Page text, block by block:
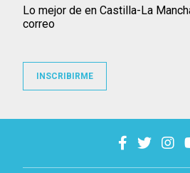
Lo mejor de en Castilla-La
correo
INSCRIBIRME